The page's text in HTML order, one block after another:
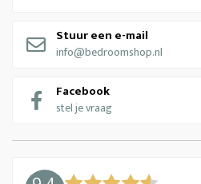
Stuur een e-mail
info@bedroomshop.nl
Facebook
stel je vraag